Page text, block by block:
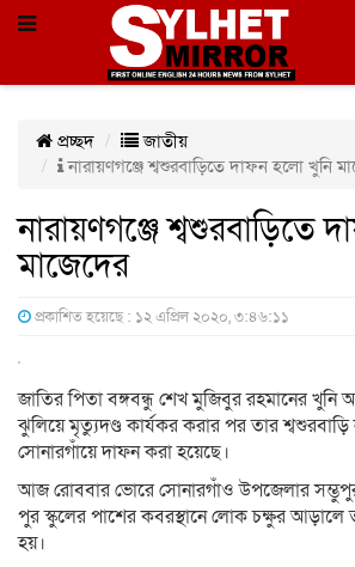
প্রচ্ছদ
জাতীয়
নারায়ণগঞ্জে শ্বশুরবাড়িতে দাফন হলো খুনি
নারায়ণগঞ্জে শ্বশুরবাড়িতে
মাজেদের
প্রকাশিত হয়েছে : ১২ এপ্রিল ২০২০, ৩:৪৬:১১
জাতির পিতা বঙ্গবন্ধু শেখ মুজিবুর রহমানের
ঝুলিয়ে মৃত্যুদণ্ড কার্যকর করার পর তার শ্বশুরবাড়ি
সোনারগাঁয়ে দাফন করা হয়েছে।
আজ রোববার ভোরে সোনারগাঁও উপজেলার
পুর স্কুলের পাশের কবরস্থানে লোক চক্ষুর আড়ালে
হয়।